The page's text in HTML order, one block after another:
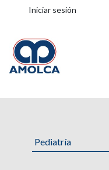
Iniciar sesión